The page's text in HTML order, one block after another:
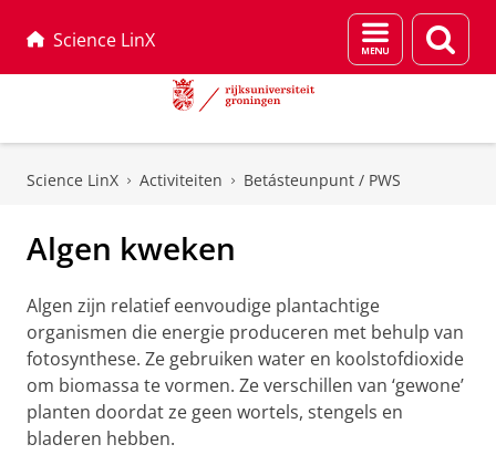
Science LinX
Menu
en
Science LinX Activiteiten Betásteunpunt / PWS
Algen kweken
Algen zijn relatief eenvoudige plantachtige
organismen die energie produceren met behulp van
fotosynthese. Ze gebruiken water en koolstofdioxide
om biomassa te vormen. Ze verschillen van ‘gewone’
planten doordat ze geen wortels, stengels en
bladeren hebben.